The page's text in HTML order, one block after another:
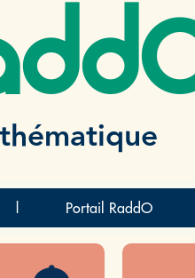
Portail RaddO